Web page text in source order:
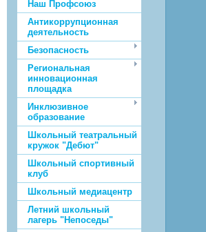
Наш Профсоюз
Антикоррупционная
деятельность
Безопасность
Региональная
инновационная
площадка
Инклюзивное
образование
Школьный театральный
кружок "Дебют"
Школьный спортивный
клуб
Школьный медиацентр
Летний школьный
лагерь "Непоседы"